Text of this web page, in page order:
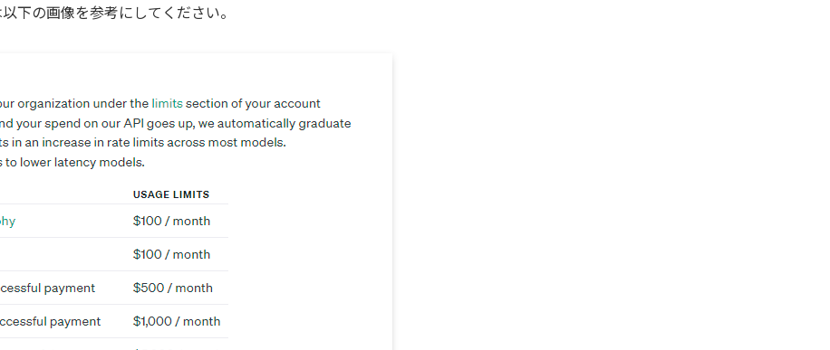
下の画像を参考にしてください。